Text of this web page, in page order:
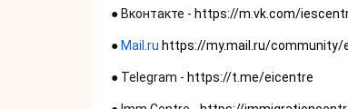
● Вконтакте - https://m.vk.com/
● Mail.ru https://my.mail.ru/community/
● Telegram - https://t.me/eicentre